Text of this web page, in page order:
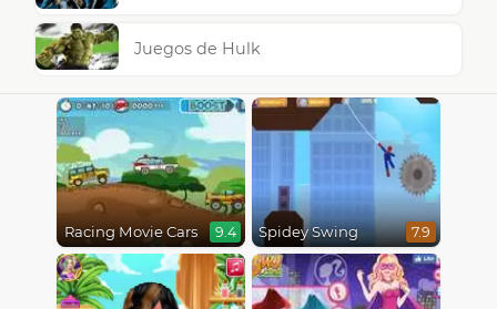
Juegos de Hulk
Racing Movie Cars 9.4 Spidey Swing 7.9